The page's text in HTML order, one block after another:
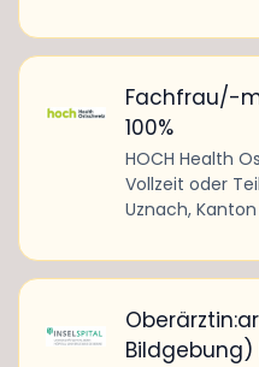
Fachfrau/-
100%
HOCH Health
Vollzeit oder
Uznach,
Bildgebung)